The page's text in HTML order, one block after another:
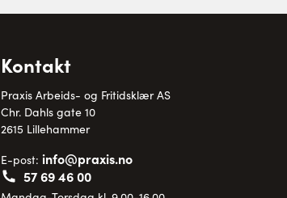
Kontakt
Praxis Arbeids- og Fritidsklær AS
Chr. Dahls gate 10
2615 Lillehammer
E-post: info@praxis.no
57 69 46 00